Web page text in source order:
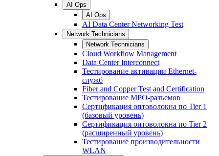
AI Ops
AI Ops
AI Data Center Networking Test
Network Technicians
Network Technicians
Cloud Workflow Management
Data Center Interconnect
Тестирование активации Ethernet-
служб
Fiber and Copper Test and Certification
Тестирование МРО-разъемов
Сертификация оптоволокна по Tier 1
(базовый уровень)
Сертификация оптоволокна по Tier 2
(расширенный уровень)
Тестирование производительности
WLAN